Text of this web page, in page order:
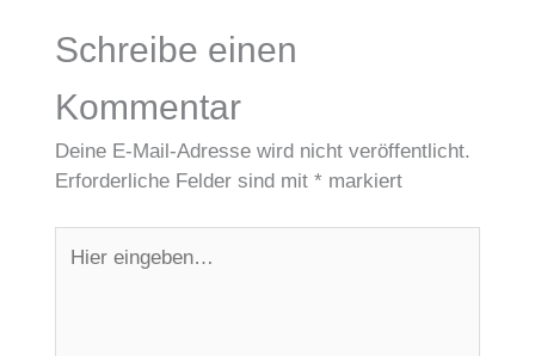
Schreibe einen
Kommentar
Deine E-Mail-Adresse wird nicht veröffentlicht.
Erforderliche Felder sind mit * markiert
eingeben…